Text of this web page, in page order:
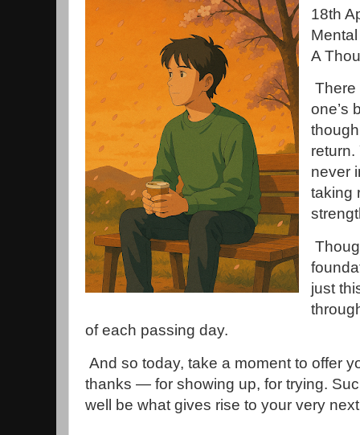
18th
A
There
one’s
return.
never
taking
just
of each passing day.
And so today, take a moment to offer
thanks — for showing up, for trying.
well be what gives rise to your very